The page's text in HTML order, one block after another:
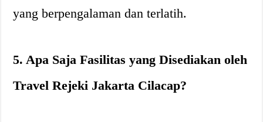
yang berpengalaman dan terlatih.
5. Apa Saja Fasilitas yang Disediakan oleh
Travel Rejeki Jakarta Cilacap?